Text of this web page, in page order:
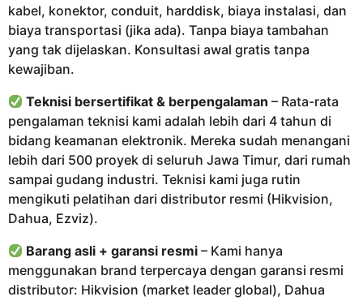
kabel, konektor, conduit, harddisk, biaya instalasi, dan
biaya transportasi (jika ada). Tanpa biaya tambahan
yang tak dijelaskan. Konsultasi awal gratis tanpa
kewajiban.
Teknisi bersertifikat & berpengalaman – Rata-rata
pengalaman teknisi kami adalah lebih dari 4 tahun di
bidang keamanan elektronik. Mereka sudah menangani
lebih dari 500 proyek di seluruh Jawa Timur, dari rumah
sampai gudang industri. Teknisi kami juga rutin
mengikuti pelatihan dari distributor resmi (Hikvision,
Dahua, Ezviz).
Barang asli + garansi resmi – Kami hanya
menggunakan brand terpercaya dengan garansi resmi
distributor: Hikvision (market leader global), Dahua